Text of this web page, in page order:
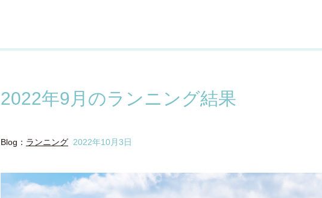
2022年9月のランニング結果
Blog： ランニング 2022年10月3日